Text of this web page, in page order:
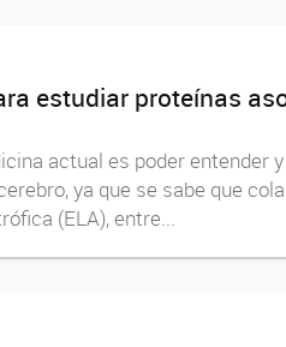
estudiar proteínas
actual es poder
ya que se sabe que
(ELA), entre...